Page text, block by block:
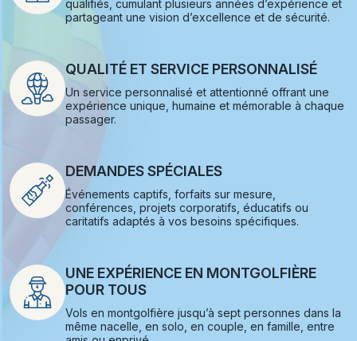
qualifiés, cumulant plusieurs années d’expérience et
partageant une vision d’excellence et de sécurité.
QUALITÉ ET SERVICE PERSONNALISÉ
Un service personnalisé et attentionné offrant une
expérience unique, humaine et mémorable à chaque
passager.
DEMANDES SPÉCIALES
Événements captifs, forfaits sur mesure,
conférences, projets corporatifs, éducatifs ou
caritatifs adaptés à vos besoins spécifiques.
UNE EXPÉRIENCE EN MONTGOLFIÈRE
POUR TOUS
Vols en montgolfière jusqu’à sept personnes dans la
même nacelle, en solo, en couple, en famille, entre